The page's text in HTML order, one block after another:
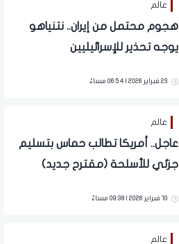
عالم
هجوم محتمل من إيران.. نتنياهو
يوجه تحذير للإسرائيليين
23 فبراير 2026 | 06:54 مساءً
عالم
عاجل.. أمريكا تطالب حماس بتسليم
جزئي للأسلحة (مقترح جديد)
10 فبراير 2026 | 09:38 مساءً
عالم